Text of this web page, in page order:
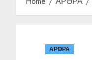
ΑΡΘΡΑ